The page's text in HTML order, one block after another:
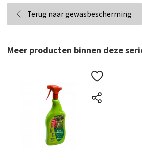
Terug naar gewasbescherming
Meer producten binnen deze